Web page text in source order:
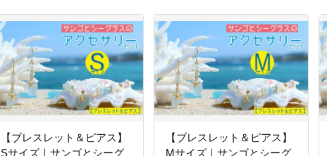
【ブレスレット＆ピアス】
Sサイズ｜サンゴとシーグ
【ブレスレット＆ピアス】
Mサイズ｜サンゴとシーグ